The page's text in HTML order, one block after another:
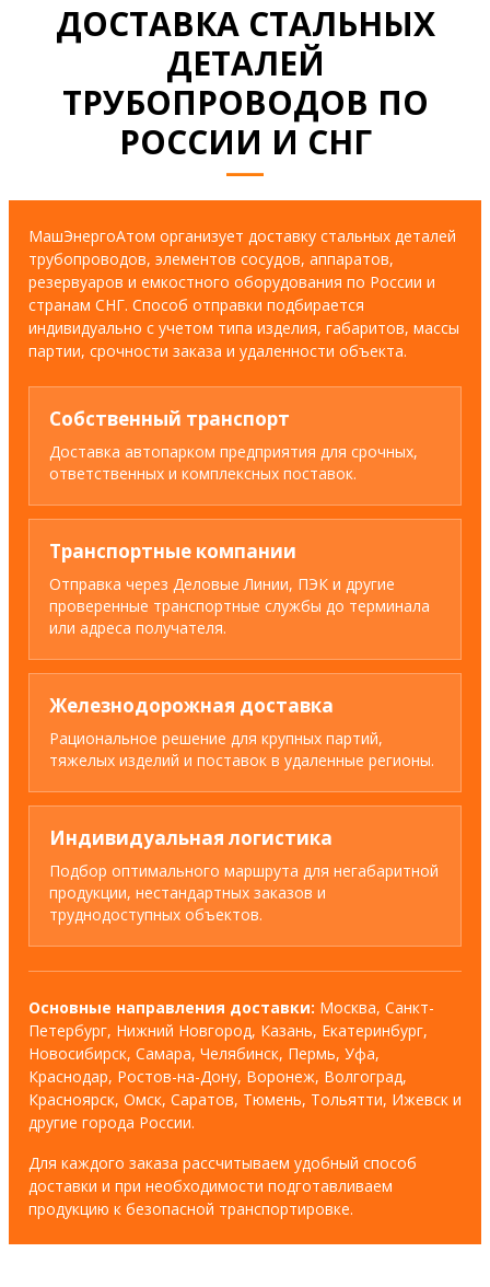
ДОСТАВКА СТАЛЬНЫХ
ДЕТАЛЕЙ
ТРУБОПРОВОДОВ ПО
РОССИИ И СНГ
МашЭнергоАтом организует доставку стальных деталей
трубопроводов, элементов сосудов, аппаратов,
резервуаров и емкостного оборудования по России и
странам СНГ. Способ отправки подбирается
индивидуально с учетом типа изделия, габаритов, массы
партии, срочности заказа и удаленности объекта.
Собственный транспорт
Доставка автопарком предприятия для срочных,
ответственных и комплексных поставок.
Транспортные компании
Отправка через Деловые Линии, ПЭК и другие
проверенные транспортные службы до терминала
или адреса получателя.
Железнодорожная доставка
Рациональное решение для крупных партий,
тяжелых изделий и поставок в удаленные регионы.
Индивидуальная логистика
Подбор оптимального маршрута для негабаритной
продукции, нестандартных заказов и
труднодоступных объектов.
Основные направления доставки: Москва, Санкт-
Петербург, Нижний Новгород, Казань, Екатеринбург,
Новосибирск, Самара, Челябинск, Пермь, Уфа,
Краснодар, Ростов-на-Дону, Воронеж, Волгоград,
Красноярск, Омск, Саратов, Тюмень, Тольятти, Ижевск и
другие города России.
Для каждого заказа рассчитываем удобный способ
доставки и при необходимости подготавливаем
продукцию к безопасной транспортировке.